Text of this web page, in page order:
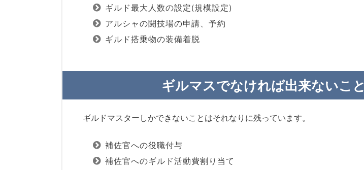
ギルド最大人数の設定(規模設定)
アルシャの闘技場の申請、予約
ギルド搭乗物の装備着脱
ギルマスでなければ出来ないこと
ギルドマスターしかできないことはそれなりに残っています。
補佐官への役職付与
補佐官へのギルド活動費割り当て